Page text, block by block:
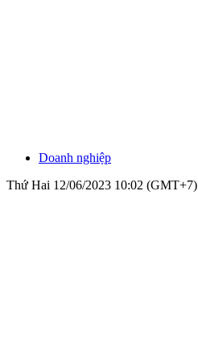
Doanh nghiệp
Thứ Hai 12/06/2023 10:02 (GMT+7)